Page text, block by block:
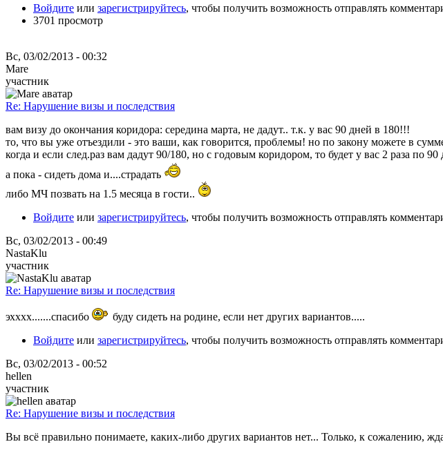
Войдите или зарегистрируйтесь, чтобы получить возможность отправлять
3701 просмотр
Вс, 03/02/2013 - 00:32
Mare
участник
Re: Нарушение визы и последствия
вам визу до окончания коридора: середина марта, не дадут.. т.к. у вас 90 дней в 180!!!
то, что вы уже отъездили - это ваши, как говорится, проблемы! но по закону можете в
когда и если след.раз вам дадут 90/180, но с годовым коридором, то будет у вас 2 раза по 90
а пока - сидеть дома и....страдать
либо МЧ позвать на 1.5 месяца в гости..
Войдите или зарегистрируйтесь, чтобы получить возможность отправлять
Вс, 03/02/2013 - 00:49
NastaKlu
участник
Re: Нарушение визы и последствия
эхххх.......спасибо
буду сидеть на родине, если нет других вариантов.....
Войдите или зарегистрируйтесь, чтобы получить возможность отправлять
Вс, 03/02/2013 - 00:52
hellen
участник
Re: Нарушение визы и последствия
Вы всё правильно понимаете, каких-либо других вариантов нет... Только, к сожалению,